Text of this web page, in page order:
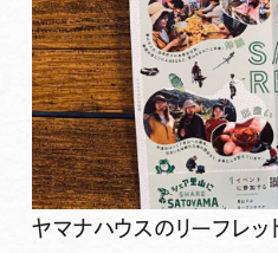
ヤマナハウスのリーフレ